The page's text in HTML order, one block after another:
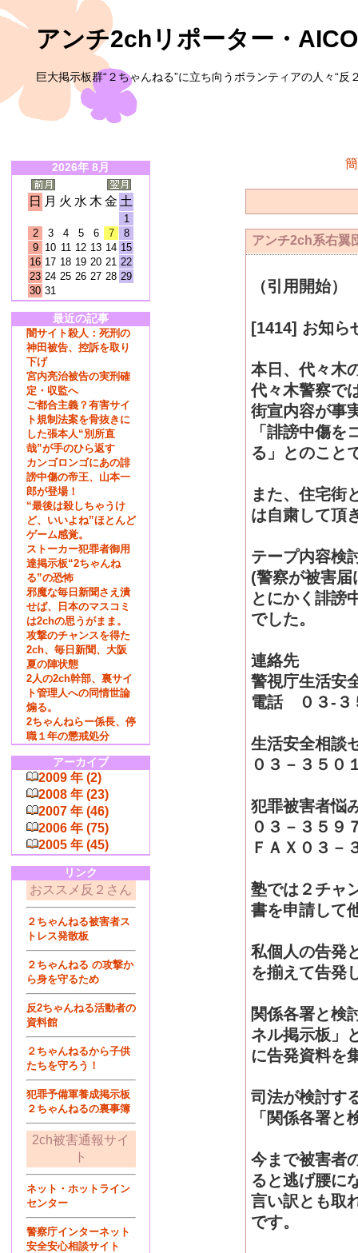
アンチ2chリポーター・AICO
巨大掲示板群“２ちゃんねる”に立ち向うボランティアの人々“
2026年 8月
日 月 火 水 木 金 土
1
2
3 4 5 6 7
8
9
10 11 12 13 14 15
16 17 18 19 20 21 22
23 24 25 26 27 28 29
30 31
最近の記事
闇サイト殺人：死刑の
神田被告、控訴を取り
下げ
宮内亮治被告の実刑確
定・収監へ
ご都合主義？有害サイ
ト規制法案を骨抜きに
した張本人“別所直
哉”が手のひら返す
カンゴロンゴにあの誹
謗中傷の帝王、山本一
郎が登場！
“最後は殺しちゃうけ
ど、いいよね”ほとんど
ゲーム感覚。
ストーカー犯罪者御用
達掲示板“2ちゃんね
る”の恐怖
邪魔な毎日新聞さえ潰
せば、日本のマスコミ
は2chの思うがまま。
攻撃のチャンスを得た
2ch、毎日新聞、大阪
夏の陣状態
2人の2ch幹部、裏サイ
ト管理人への同情世論
煽る。
2ちゃんねらー係長、停
職１年の懲戒処分
アーカイブ
2009 年 (2)
2008 年 (23)
2007 年 (46)
2006 年 (75)
2005 年 (45)
リンク
おススメ反２さん
２ちゃんねる被害者ス
トレス発散板
２ちゃんねる の攻撃か
ら身を守るため
反2ちゃんねる活動者の
資料館
２ちゃんねるから子供
たちを守ろう！
犯罪予備軍養成掲示板
２ちゃんねるの裏事簿
2ch被害通報サイ
ト
ネット・ホットライン
センター
警察庁インターネット
安全安心相談サイト
アンチ2ch系右翼
（引用開始）
[1414] お知ら
本日、代々木
代々木警察で
街宣内容が事
「誹謗中傷
る」とのこと
また、住宅街
は自粛して頂
テープ内容検
(警察が被害
とにかく誹謗
でした。
連絡先
警視庁生活安
電話 ０３-３
生活安全相談
０３－３５０
犯罪被害者悩
０３－３５９
ＦＡＸ０３－
塾では２チャ
書を申請して
私個人の告発
を揃えて告発
関係各署と検
ネル掲示板」
に告発資料を
司法が検討す
「関係各署
今まで被害者
ると逃げ腰に
言い訳とも取
です。